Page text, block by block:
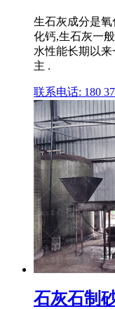
生石灰成分是
化钙,生石灰一
水性能长期以
主 .
联系电话: 180
石灰石制